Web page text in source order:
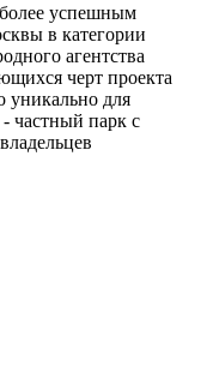
успешным
в категории
агентства
черт проекта
уникально для
частный парк с